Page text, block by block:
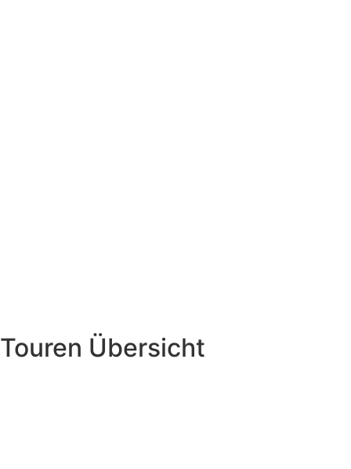
Touren Übersicht